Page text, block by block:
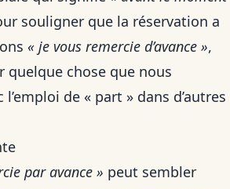
souligner que la réservation a
« je vous remercie d’avance »,
chose que nous
l’emploi de « part » dans d’autres
par avance » peut sembler